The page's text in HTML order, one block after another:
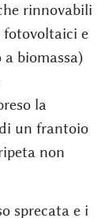
rinnovabili
fotovoltaici e
biomassa)
la
un frantoio
non
sprecata e i